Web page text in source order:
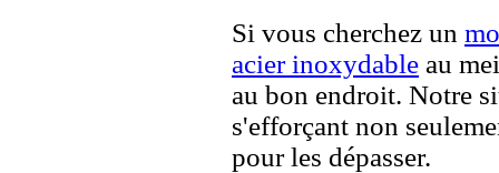
Si vous cherchez un
acier inoxydable au
au bon endroit. Notre
s'efforçant non
pour les dépasser.